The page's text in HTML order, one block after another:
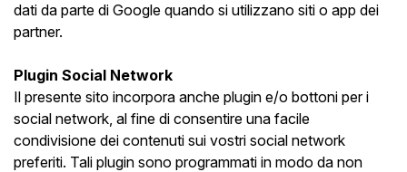
dati da parte di Google quando si utilizzano siti o app dei
partner.
Plugin Social Network
Il presente sito incorpora anche plugin e/o bottoni per i
social network, al fine di consentire una facile
condivisione dei contenuti sui vostri social network
preferiti. Tali plugin sono programmati in modo da non